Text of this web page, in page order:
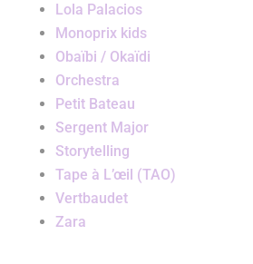
Lola Palacios
Monoprix kids
Obaïbi / Okaïdi
Orchestra
Petit Bateau
Sergent Major
Storytelling
Tape à L’œil (TAO)
Vertbaudet
Zara